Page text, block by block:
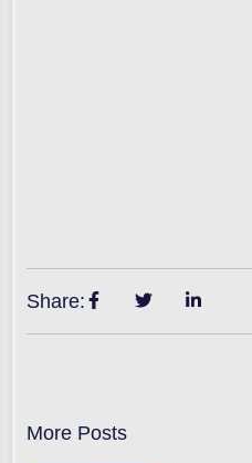
Share:
More Posts